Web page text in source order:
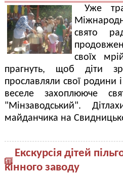
Уже
свято
своїх
прагнуть, щоб діти
прославляли свої родини
веселе захоплююче
"Мінзаводський".
майданчика на
Екскурсія дітей
кінного заводу